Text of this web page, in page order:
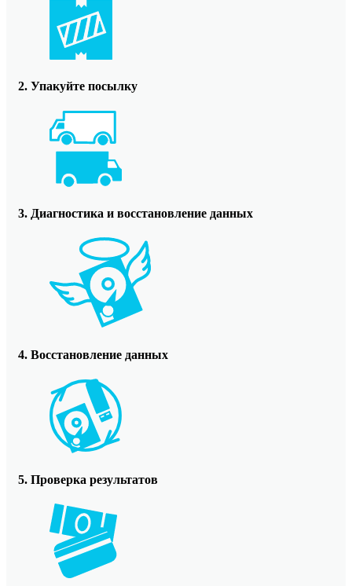
2. Упакуйте посылку
3. Диагностика и восстановление данных
4. Восстановление данных
5. Проверка результатов